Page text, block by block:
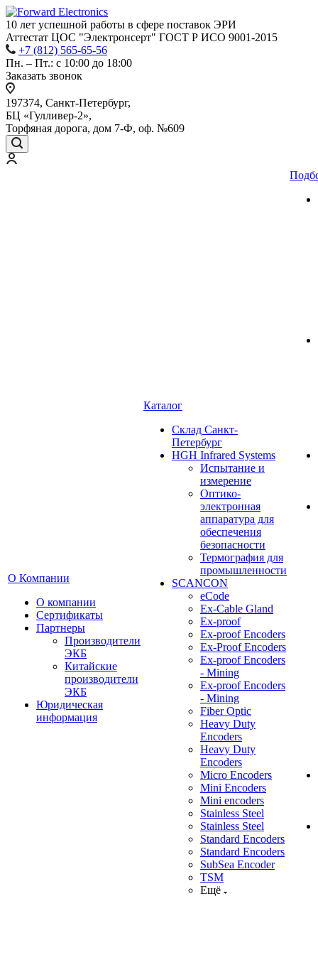
10 лет успешной работы в сфере поставок ЭРИ
Аттестат ЦОС "Электронсерт" ГОСТ Р ИСО 9001-2015
+7 (812) 565-65-56
Пн. – Пт.: с 10:00 до 18:00
Заказать звонок
197374, Санкт-Петербург,
БЦ «Гулливер-2»,
Торфяная дорога, дом 7-Ф, оф. №609
О Компании
О компании
Сертификаты
Партнеры
Производители
ЭКБ
Китайские
производители
ЭКБ
Юридическая
информация
Каталог
Cклад Санкт-
Петербург
HGH Infrared Systems
Испытание и
измерение
Оптико-
электронная
аппаратура для
обеспечения
безопасности
Термография для
промышленности
SCANCON
eCode
Ex-Cable Gland
Ex-proof
Ex-proof Encoders
Ex-Proof Encoders
Ex-proof Encoders
- Mining
Ex-proof Encoders
- Mining
Fiber Optic
Heavy Duty
Encoders
Heavy Duty
Encoders
Micro Encoders
Mini Encoders
Mini encoders
Stainless Steel
Stainless Steel
Standard Encoders
Standard Encoders
SubSea Encoder
TSM
Ещё